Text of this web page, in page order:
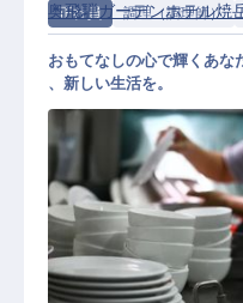
正社員 調理（調理師）
雑務・洗い場
奥飛騨ガーデンホテル焼
おもてなしの心で輝くあな
、新しい生活を。